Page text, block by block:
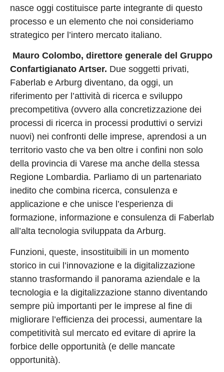
nasce oggi costituisce parte integrante di questo
processo e un elemento che noi consideriamo
strategico per l’intero mercato italiano.
Mauro Colombo, direttore generale del Gruppo
Confartigianato Artser. Due soggetti privati,
Faberlab e Arburg diventano, da oggi, un
riferimento per l’attività di ricerca e sviluppo
precompetitiva (ovvero alla concretizzazione dei
processi di ricerca in processi produttivi o servizi
nuovi) nei confronti delle imprese, aprendosi a un
territorio vasto che va ben oltre i confini non solo
della provincia di Varese ma anche della stessa
Regione Lombardia. Parliamo di un partenariato
inedito che combina ricerca, consulenza e
applicazione e che unisce l’esperienza di
formazione, informazione e consulenza di Faberlab
all’alta tecnologia sviluppata da Arburg.
Funzioni, queste, insostituibili in un momento
storico in cui l’innovazione e la digitalizzazione
stanno trasformando il panorama aziendale e la
tecnologia e la digitalizzazione stanno diventando
sempre più importanti per le imprese al fine di
migliorare l’efficienza dei processi, aumentare la
competitività sul mercato ed evitare di aprire la
forbice delle opportunità (e delle mancate
opportunità).